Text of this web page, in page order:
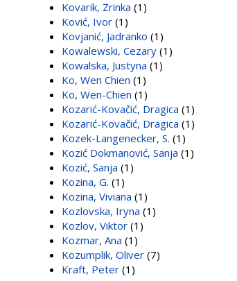
Kovarik, Zrinka (1)
Ković, Ivor (1)
Kovjanić, Jadranko (1)
Kowalewski, Cezary (1)
Kowalska, Justyna (1)
Ko, Wen Chien (1)
Ko, Wen-Chien (1)
Kozarić-Kovačić, Dragica (1)
Kozarić-Kovačić, Dragica (1)
Kozek-Langenecker, S. (1)
Kozić Dokmanović, Sanja (1)
Kozić, Sanja (1)
Kozina, G. (1)
Kozina, Viviana (1)
Kozlovska, Iryna (1)
Kozlov, Viktor (1)
Kozmar, Ana (1)
Kozumplik, Oliver (7)
Kraft, Peter (1)